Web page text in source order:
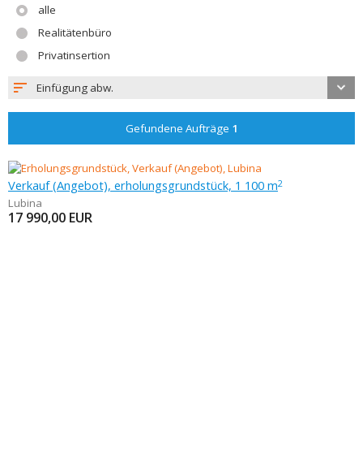
alle
Realitätenbüro
Privatinsertion
Einfügung abw.
Gefundene Aufträge 1
Verkauf (Angebot), erholungsgrundstück, 1 100 m2
Lubina
17 990,00 EUR